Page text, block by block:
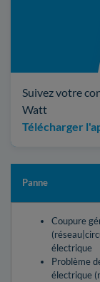
Suivez votre
Watt
Télécharger
Panne
Coupure
électrique
Problème
électrique